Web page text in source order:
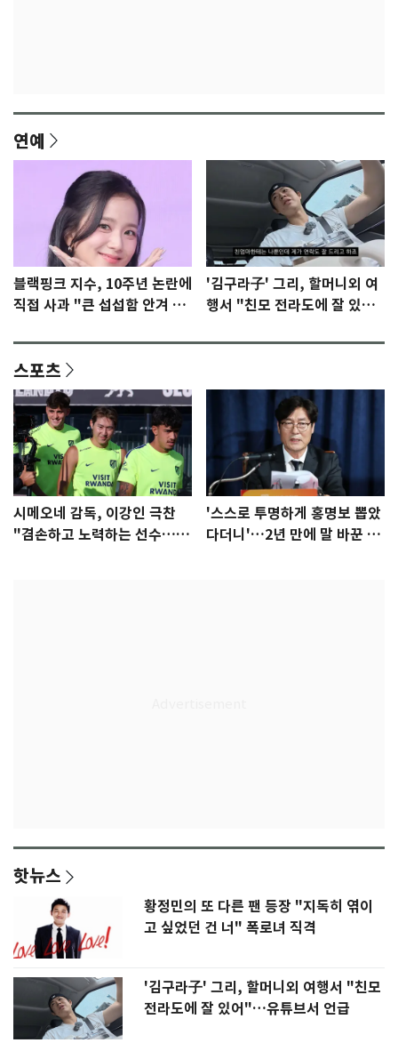
연예
블랙핑크 지수, 10주년 논란에
직접 사과 "큰 섭섭함 안겨 미
'김구라子' 그리, 할머니외 여
행서 "친모 전라도에 잘 있
스포츠
시메오네 감독, 이강인 극찬
"겸손하고 노력하는 선수…좋
'스스로 투명하게 홍명보 뽑았
다더니'…2년 만에 말 바꾼 이
핫뉴스
황정민의 또 다른 팬 등장 "지독히 엮이
고 싶었던 건 너" 폭로녀 직격
'김구라子' 그리, 할머니외 여행서 "친모
전라도에 잘 있어"…유튜브서 언급